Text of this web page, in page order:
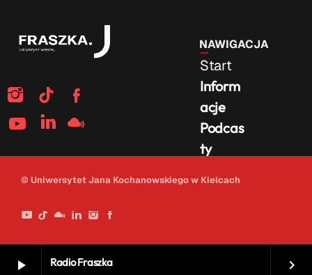
play_arrow Radio Fraszka keyboard_arrow_right
Start
Inform
acje
Podcas
ty
NAWIGACJA
© Uniwersytet Jana Kochanowskiego w Kielcach